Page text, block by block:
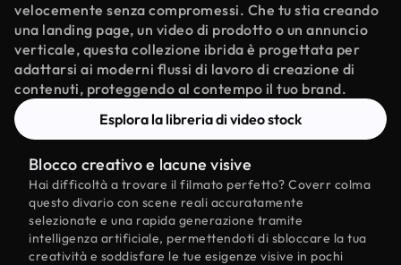
velocemente senza compromessi. Che tu stia creando
una landing page, un video di prodotto o un annuncio
verticale, questa collezione ibrida è progettata per
adattarsi ai moderni flussi di lavoro di creazione di
contenuti, proteggendo al contempo il tuo brand.
Esplora la libreria di video stock
Blocco creativo e lacune visive
Hai difficoltà a trovare il filmato perfetto? Coverr colma
questo divario con scene reali accuratamente
selezionate e una rapida generazione tramite
intelligenza artificiale, permettendoti di sbloccare la tua
creatività e soddisfare le tue esigenze visive in pochi